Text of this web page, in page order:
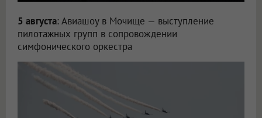
5 августа: Авиашоу в Мочище — выступление
пилотажных групп в сопровождении
симфонического оркестра